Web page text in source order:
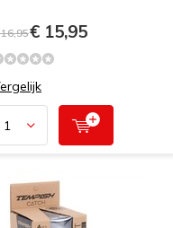
€ 15,95